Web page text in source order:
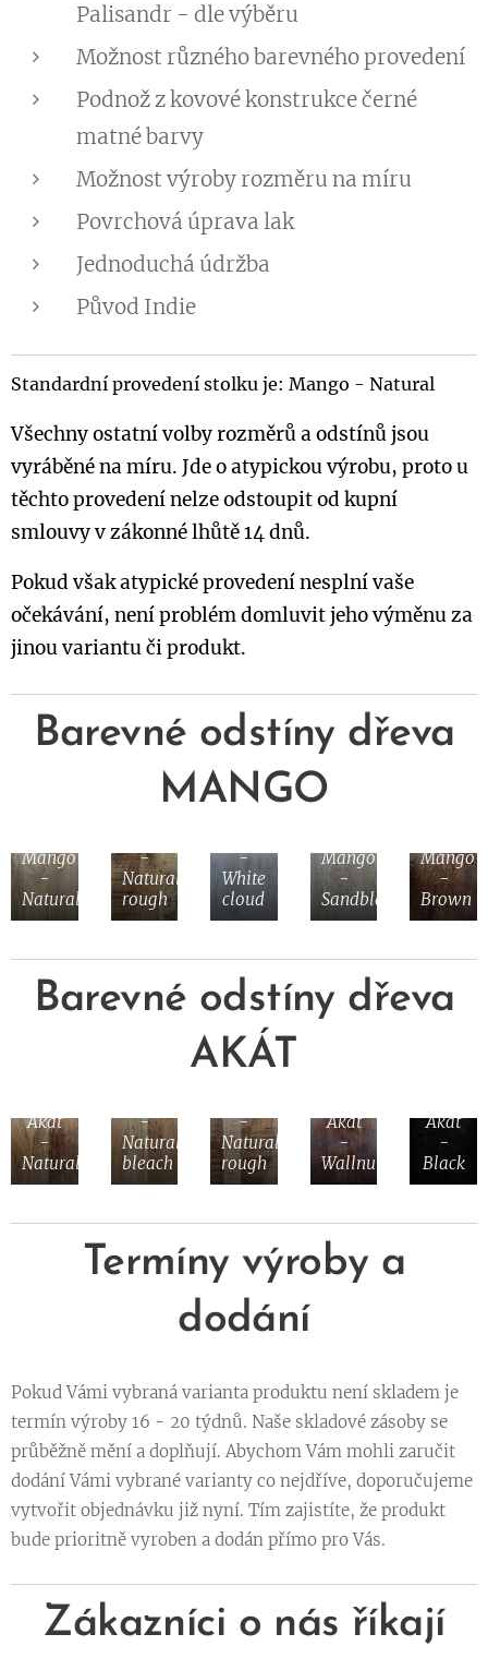
Palisandr - dle výběru
Možnost různého barevného provedení
Podnož z kovové konstrukce černé
matné barvy
Možnost výroby rozměru na míru
Povrchová úprava lak
Jednoduchá údržba
Původ Indie
Standardní provedení stolku je: Mango - Natural
Všechny ostatní volby rozměrů a odstínů jsou
vyráběné na míru. Jde o atypickou výrobu, proto u
těchto provedení nelze odstoupit od kupní
smlouvy v zákonné lhůtě 14 dnů.
Pokud však atypické provedení nesplní vaše
očekávání, není problém domluvit jeho výměnu za
jinou variantu či produkt.
Barevné odstíny dřeva
MANGO
Mango
-
Natural
-
Natural
rough
-
White
cloud
Mango
-
Sandblasting
Mango
-
Brown
Barevné odstíny dřeva
AKÁT
Akát
-
Natural
-
Natural
bleach
-
Natural
rough
Akát
-
Wallnut
Akát
-
Black
Termíny výroby a
dodání
Pokud Vámi vybraná varianta produktu není skladem je
termín výroby 16 - 20 týdnů. Naše skladové zásoby se
průběžně mění a doplňují. Abychom Vám mohli zaručit
dodání Vámi vybrané varianty co nejdříve, doporučujeme
vytvořit objednávku již nyní. Tím zajistíte, že produkt
bude prioritně vyroben a dodán přímo pro Vás.
Zákazníci o nás říkají